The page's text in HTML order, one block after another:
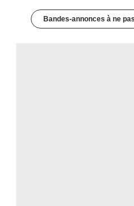
Bandes-annonces à ne